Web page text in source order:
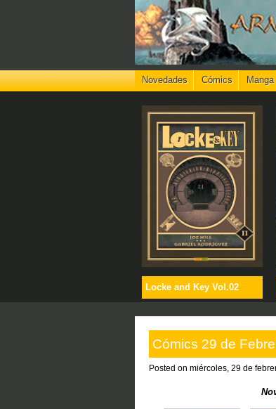
Novedades Cómics Manga
Locke and Key Vol.02
Cómics 29 de
Posted on miércoles, 29 de